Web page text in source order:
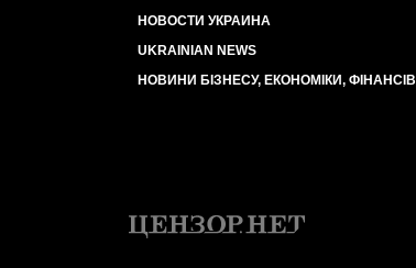
НОВОСТИ УКРАИНА
UKRAINIAN NEWS
НОВИНИ БІЗНЕСУ, ЕКОНОМІКИ, ФІНАНСІВ